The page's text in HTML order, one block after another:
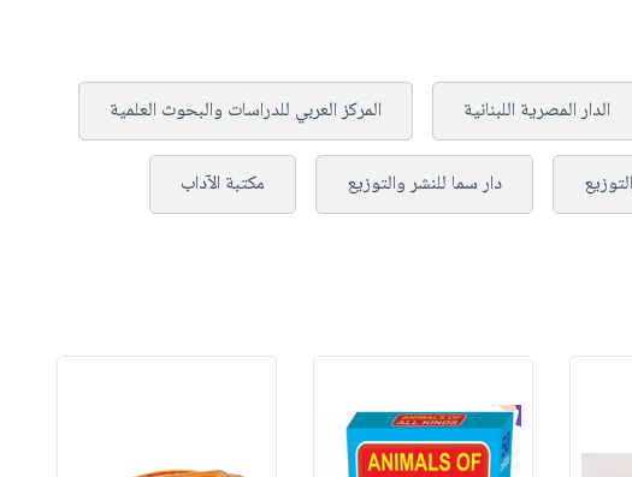
الدار المصرية اللبنانية المركز العربي للدراسات والبحوث العلمية
دار سما للنشر والتوزيع مكتبة الآداب